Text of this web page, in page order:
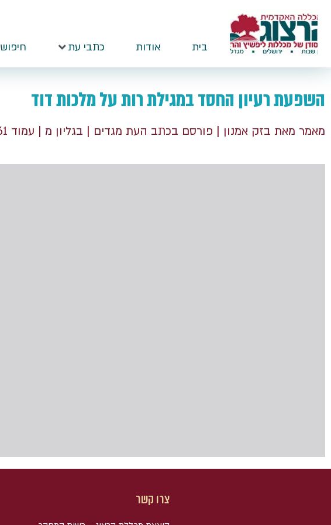
בית אודות כתבי עת חיפוש
השפעת רעיון החסד במגילת רות על מלכות דוד
מאמר מאת בזק אמנון | פורסם בכתב העת מגדים | בגליון מ | עמוד 49-61
צרו קשר